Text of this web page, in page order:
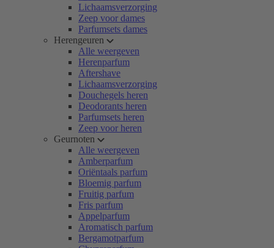
Lichaamsverzorging
Zeep voor dames
Parfumsets dames
Herengeuren
Alle weergeven
Herenparfum
Aftershave
Lichaamsverzorging
Douchegels heren
Deodorants heren
Parfumsets heren
Zeep voor heren
Geurnoten
Alle weergeven
Amberparfum
Oriëntaals parfum
Bloemig parfum
Fruitig parfum
Fris parfum
Appelparfum
Aromatisch parfum
Bergamotparfum